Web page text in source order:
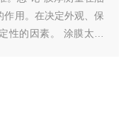
用。在决定外观、保
性的因素。 涂膜太薄